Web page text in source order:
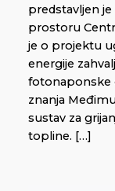
predstavljen
prostoru
je o projektu
energije
fotonaponske
znanja
sustav za
topline. […]